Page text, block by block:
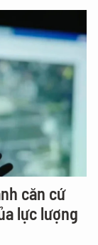
căn cứ
lực lượng